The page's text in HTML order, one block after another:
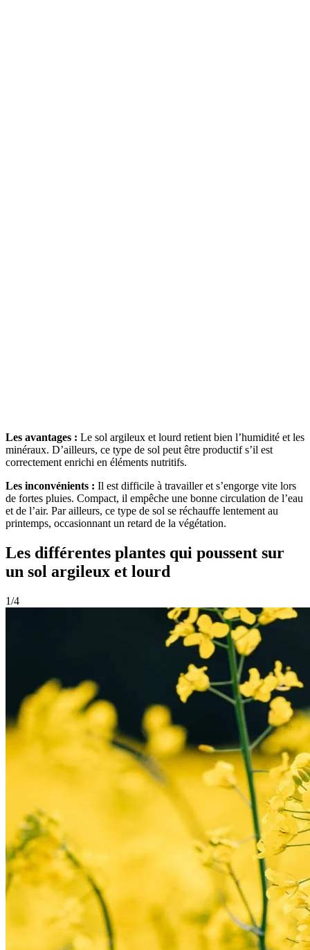
Les avantages : Le sol argileux et lourd retient bien l’humidité et les
minéraux. D’ailleurs, ce type de sol peut être productif s’il est
correctement enrichi en éléments nutritifs.
Les inconvénients : Il est difficile à travailler et s’engorge vite lors
de fortes pluies. Compact, il empêche une bonne circulation de l’eau
et de l’air. Par ailleurs, ce type de sol se réchauffe lentement au
printemps, occasionnant un retard de la végétation.
Les différentes plantes qui poussent sur
un sol argileux et lourd
1/4